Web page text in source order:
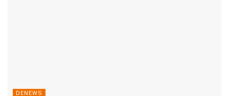
DENEWS